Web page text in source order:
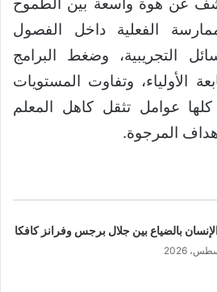
عن هوة واسعة بين الطموح
الفعلية داخل الفصول
التجريبية، وضغط البرامج
الأولياء، وتفاوت المستويات
كلها عوامل تثقل كاهل المعلم
المرجوة.
بالضياع بين جلال برجس وفرانز كافكا